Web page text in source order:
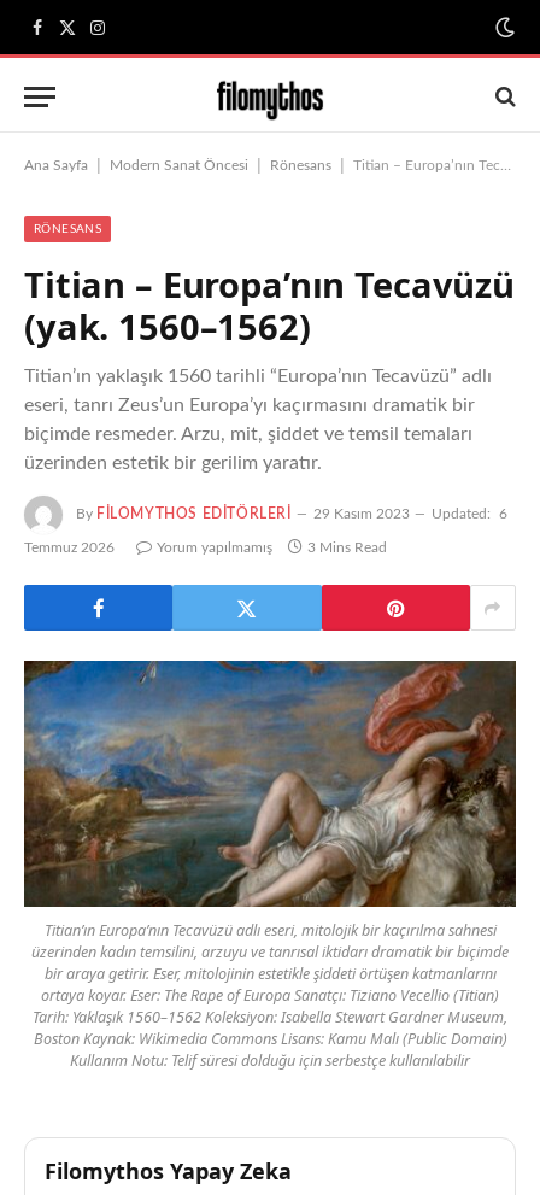
Facebook
X
(Twitter)
Instagram
Ana Sayfa Modern Sanat Öncesi Rönesans Titian – Europa’nın Tecavüzü (yak. 1560–1562)
RÖNESANS
Titian – Europa’nın Tecavüzü
(yak. 1560–1562)
Titian’ın yaklaşık 1560 tarihli “Europa’nın Tecavüzü” adlı
eseri, tanrı Zeus’un Europa’yı kaçırmasını dramatik bir
biçimde resmeder. Arzu, mit, şiddet ve temsil temaları
üzerinden estetik bir gerilim yaratır.
By FILOMYTHOS EDITÖRLERI 29 Kasım 2023 Updated: 6
Temmuz 2026 Yorum yapılmamış 3 Mins Read
Titian’ın Europa’nın Tecavüzü adlı eseri, mitolojik bir kaçırılma sahnesi
üzerinden kadın temsilini, arzuyu ve tanrısal iktidarı dramatik bir biçimde
bir araya getirir. Eser, mitolojinin estetikle şiddeti örtüşen katmanlarını
ortaya koyar. Eser: The Rape of Europa Sanatçı: Tiziano Vecellio (Titian)
Tarih: Yaklaşık 1560–1562 Koleksiyon: Isabella Stewart Gardner Museum,
Boston Kaynak: Wikimedia Commons Lisans: Kamu Malı (Public Domain)
Kullanım Notu: Telif süresi dolduğu için serbestçe kullanılabilir
Filomythos Yapay Zeka